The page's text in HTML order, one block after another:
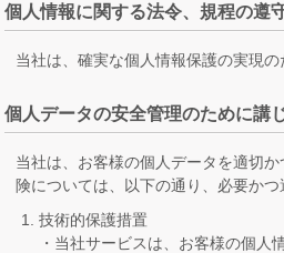
個人情報に関する法令、規程の遵
当社は、確実な個人情報保護の実現
個人データの安全管理のために講
当社は、お客様の個人データを適切
険については、以下の通り、必要か
技術的保護措置
・当社サービスは、お客様の個人